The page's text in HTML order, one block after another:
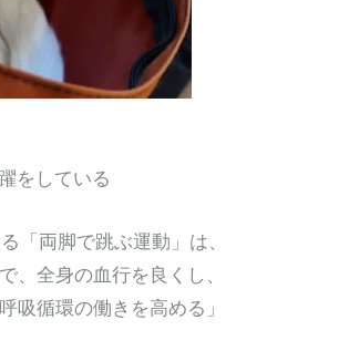
をしている
両脚で跳ぶ運動」は、
全身の血行を良くし、
環の働きを高める」